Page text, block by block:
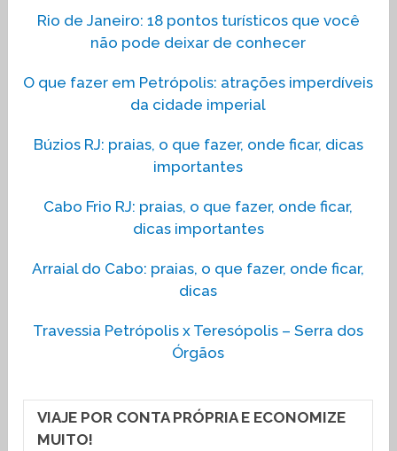
Rio de Janeiro: 18 pontos turísticos que você
não pode deixar de conhecer
O que fazer em Petrópolis: atrações imperdíveis
da cidade imperial
Búzios RJ: praias, o que fazer, onde ficar, dicas
importantes
Cabo Frio RJ: praias, o que fazer, onde ficar,
dicas importantes
Arraial do Cabo: praias, o que fazer, onde ficar,
dicas
Travessia Petrópolis x Teresópolis – Serra dos
Órgãos
VIAJE POR CONTA PRÓPRIA E ECONOMIZE
MUITO!